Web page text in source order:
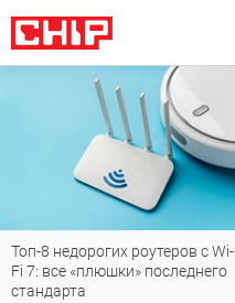
Топ-8 недорогих роутеров с Wi-
Fi 7: все «плюшки» последнего
стандарта